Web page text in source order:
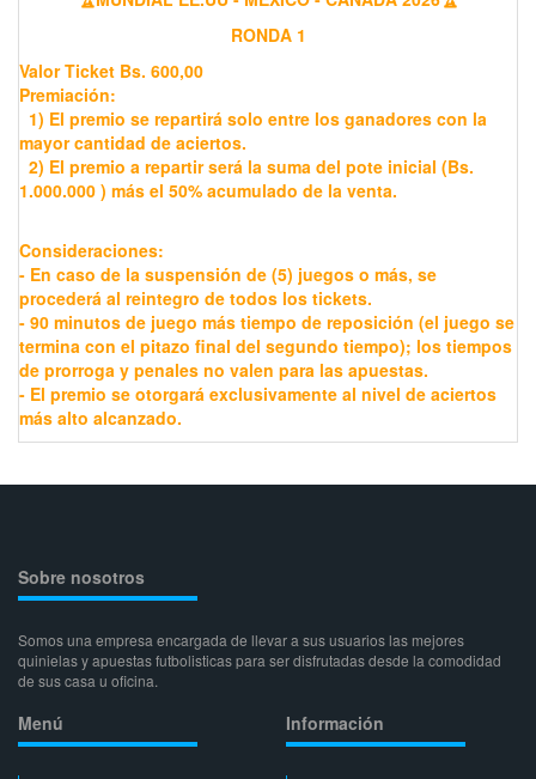
RONDA 1
Valor Ticket Bs. 600,00
Premiación:
1) El premio se repartirá solo entre los ganadores con la
mayor cantidad de aciertos.
2) El premio a repartir será la suma del pote inicial (Bs.
1.000.000 ) más el 50% acumulado de la venta.
Consideraciones:
- En caso de la suspensión de (5) juegos o más, se
procederá al reintegro de todos los tickets.
- 90 minutos de juego más tiempo de reposición (el juego se
termina con el pitazo final del segundo tiempo); los tiempos
de prorroga y penales no valen para las apuestas.
- El premio se otorgará exclusivamente al nivel de aciertos
más alto alcanzado.
Sobre nosotros
Somos una empresa encargada de llevar a sus usuarios las mejores
quinielas y apuestas futbolisticas para ser disfrutadas desde la comodidad
de sus casa u oficina.
Menú Información